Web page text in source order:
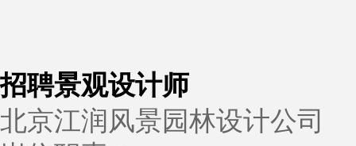
招聘景观设计师
北京江润风景园林设计公司